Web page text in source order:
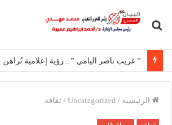
بحث
” غريب ناصر اليامي ” .. رؤية إعلامية تُراهن
الرئيسية /
Uncategorized
/ ثقافة